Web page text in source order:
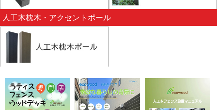
人工木枕木・アクセントポール